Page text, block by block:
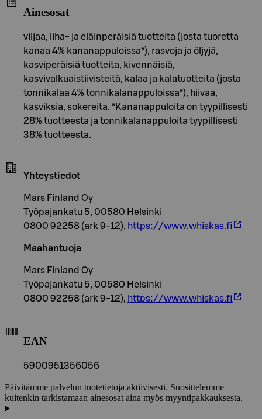
Ainesosat
viljaa, liha- ja eläinperäisiä tuotteita (josta tuoretta
kanaa 4% kananappuloissa*), rasvoja ja öljyjä,
kasviperäisiä tuotteita, kivennäisiä,
kasvivalkuaistiivisteitä, kalaa ja kalatuotteita (josta
tonnikalaa 4% tonnikalanappuloissa*), hiivaa,
kasviksia, sokereita. *Kananappuloita on tyypillisesti
28% tuotteesta ja tonnikalanappuloita tyypillisesti
38% tuotteesta.
Yhteystiedot
Mars Finland Oy
Työpajankatu 5, 00580 Helsinki
0800 92258 (ark 9-12), https://www.whiskas.fi
Maahantuoja
Mars Finland Oy
Työpajankatu 5, 00580 Helsinki
0800 92258 (ark 9-12), https://www.whiskas.fi
EAN
5900951356056
Päivitämme palvelun tuotetietoja aktiivisesti. Suosittelemme
kuitenkin tarkistamaan ainesosat aina myös myyntipakkauksesta.